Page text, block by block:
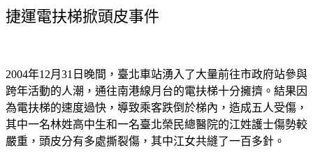
捷運電扶梯掀頭皮事件
2004年12月31日晚間，臺北車站湧入了大量前往市政府站參與
跨年活動的人潮，通往南港線月台的電扶梯十分擁擠。結果因
為電扶梯的速度過快，導致乘客跌倒於梯內，造成五人受傷，
其中一名林姓高中生和一名臺北榮民總醫院的江姓護士傷勢較
嚴重，頭皮分有多處撕裂傷，其中江女共縫了一百多針。